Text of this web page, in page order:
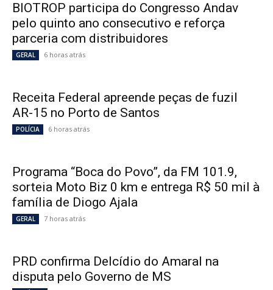
BIOTROP participa do Congresso Andav
pelo quinto ano consecutivo e reforça
parceria com distribuidores
GERAL 6 horas atrás
Receita Federal apreende peças de fuzil
AR-15 no Porto de Santos
POLÍCIA 6 horas atrás
Programa “Boca do Povo”, da FM 101.9,
sorteia Moto Biz 0 km e entrega R$ 50 mil à
família de Diogo Ajala
GERAL 7 horas atrás
PRD confirma Delcídio do Amaral na
disputa pelo Governo de MS